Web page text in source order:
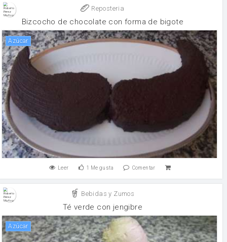
Reposteria
Bizcocho de chocolate con forma de bigote
Azúcar
Leer 1 Me gusta Comentar
Bebidas y Zumos
Té verde con jengibre
Azúcar